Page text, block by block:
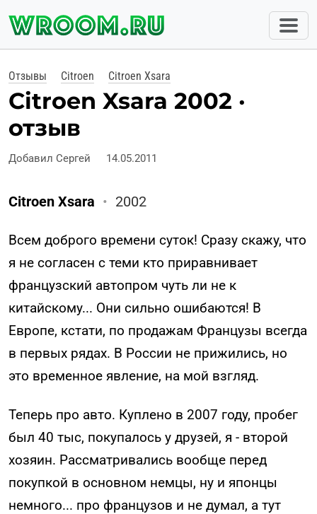
Отзывы Citroen Citroen Xsara
Citroen Xsara 2002 ·
отзыв
Добавил Сергей 14.05.2011
Citroen Xsara • 2002
Всем доброго времени суток! Сразу скажу, что
я не согласен с теми кто приравнивает
французский автопром чуть ли не к
китайскому... Они сильно ошибаются! В
Европе, кстати, по продажам Французы всегда
в первых рядах. В России не прижились, но
это временное явление, на мой взгляд.
Теперь про авто. Куплено в 2007 году, пробег
был 40 тыс, покупалось у друзей, я - второй
хозяин. Рассматривались вообще перед
покупкой в основном немцы, ну и японцы
немного... про французов и не думал, а тут